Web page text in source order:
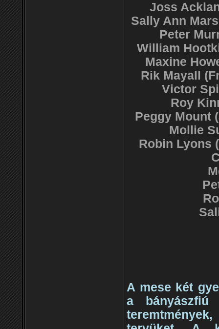
Joss
Sally Ann
Peter
William
Maxine
Rik Mayall
Victor
Roy
Peggy Mount
Mollie
Robin Lyons
A mese két
a